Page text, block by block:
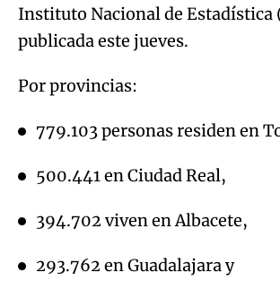
Instituto Nacional de Estadística
publicada este jueves.
Por provincias:
779.103 personas residen en
500.441 en Ciudad Real,
394.702 viven en Albacete,
293.762 en Guadalajara y